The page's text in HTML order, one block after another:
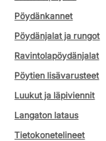
Pöydänkannet
Pöydänjalat ja rungot
Ravintolapöydänjalat
Pöytien lisävarusteet
Luukut ja läpiviennit
Langaton lataus
Tietokonetelineet